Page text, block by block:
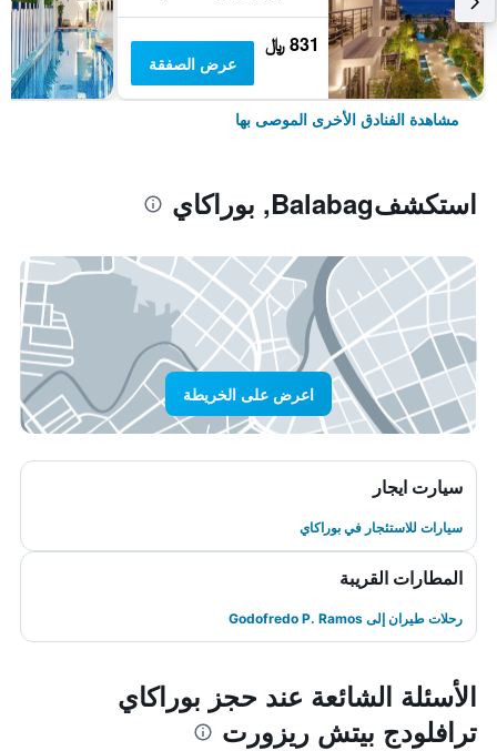
831 ﷼
عرض الصفقة
مشاهدة الفنادق الأخرى الموصى بها
استكشفBalabag, بوراكاي
اعرض على الخريطة
سيارت ايجار
سيارات للاستئجار في بوراكاي
المطارات القريبة
رحلات طيران إلى Godofredo P. Ramos
الأسئلة الشائعة عند حجز بوراكاي
ترافلودج بيتش ريزورت